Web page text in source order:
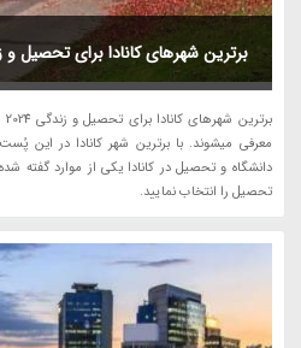
برترین شهرهای کانادا برای تحصیل و
معرفی میشوند. با برترین شهر کانادا در این
دانشگاه و تحصیل در کانادا یکی از موارد گفته
تحصیل را انتخاب نمایید.